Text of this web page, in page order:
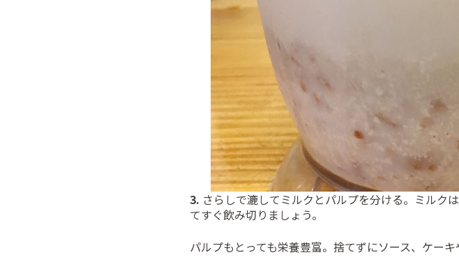
3. さらしで漉してミルクとパルプを分ける。ミルク
てすぐ飲み切りましょう。
パルプもとっても栄養豊富。捨てずにソース、ケー